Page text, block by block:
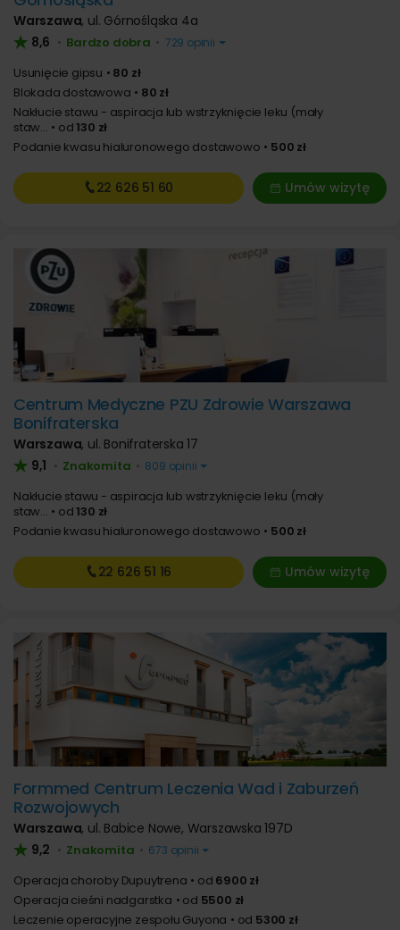
Warszawa, ul. Górnośląska 4a
8,6 • Bardzo dobra • 729 opinii
Usunięcie gipsu
80 zł
Blokada dostawowa
80 zł
Nakłucie stawu - aspiracja lub wstrzyknięcie leku (mały
staw...
od130 zł
Podanie kwasu hialuronowego dostawowo
500 zł
Umów wizytę
22 626 51 60
Centrum Medyczne PZU Zdrowie Warszawa
Bonifraterska
Warszawa, ul. Bonifraterska 17
9,1 • Znakomita • 809 opinii
Nakłucie stawu - aspiracja lub wstrzyknięcie leku (mały
staw...
od130 zł
Podanie kwasu hialuronowego dostawowo
500 zł
Umów wizytę
22 626 51 16
Formmed Centrum Leczenia Wad i Zaburzeń
Rozwojowych
Warszawa, ul. Babice Nowe, Warszawska 197D
9,2 • Znakomita • 673 opinii
Operacja choroby Dupuytrena od 6900 zł
Operacja cieśni nadgarstka
od 5500 zł
Leczenie operacyjne zespołu Guyona
od 5300 zł